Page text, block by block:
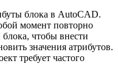
блока в AutoCAD.
момент повторно
чтобы внести
значения атрибутов.
требует частого